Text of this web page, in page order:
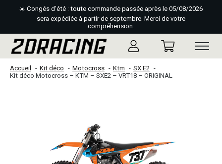
☀️ Congés d'été : toute commande passée après le 05/08/2026
sera expédiée à partir de septembre. Merci de votre
compréhension.
Accueil Kit déco Motocross Ktm
SX E2
Kit déco Motocross – KTM – SXE2 – VRT18 – ORIGINAL